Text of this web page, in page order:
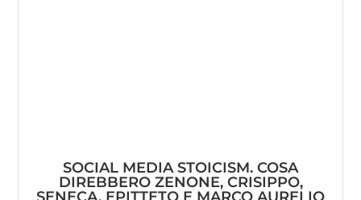
SOCIAL MEDIA STOICISM. COSA
DIREBBERO ZENONE, CRISIPPO,